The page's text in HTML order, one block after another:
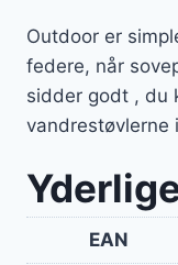
Outdoor er
federe, når
sidder godt , du
vandrestøvlerne
EAN